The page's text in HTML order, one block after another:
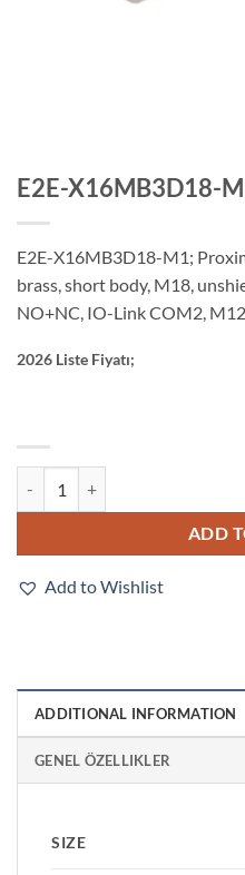
E2E-X16MB3D18-
E2E-X16MB3D18-M1;
brass, short body, M18,
NO+NC, IO-Link COM2,
2026 Liste Fiyatı;
ADD
Add to Wishlist
ADDITIONAL INFORMATION
GENEL ÖZELLIKLER
SIZE